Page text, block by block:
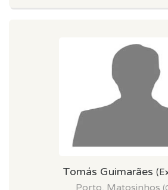
Tomás Guimarães
Porto, Matosinhos